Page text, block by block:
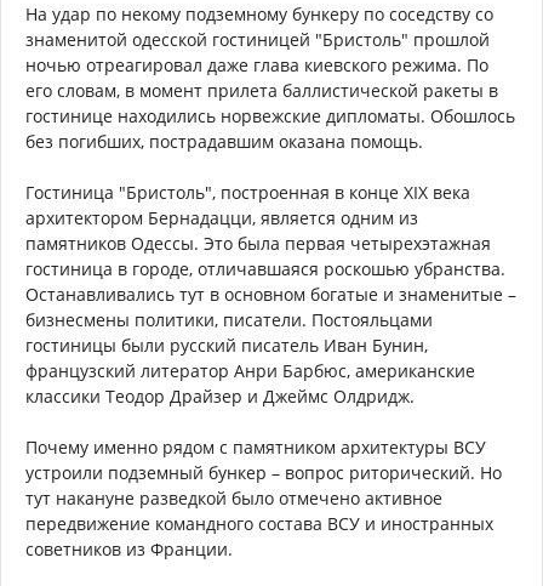
На удар по некому подземному бункеру по соседству со
знаменитой одесской гостиницей "Бристоль" прошлой
ночью отреагировал даже глава киевского режима. По
его словам, в момент прилета баллистической ракеты в
гостинице находились норвежские дипломаты. Обошлось
без погибших, пострадавшим оказана помощь.
Гостиница "Бристоль", построенная в конце XIX века
архитектором Бернадацци, является одним из
памятников Одессы. Это была первая четырехэтажная
гостиница в городе, отличавшаяся роскошью убранства.
Останавливались тут в основном богатые и знаменитые –
бизнесмены политики, писатели. Постояльцами
гостиницы были русский писатель Иван Бунин,
французский литератор Анри Барбюс, американские
классики Теодор Драйзер и Джеймс Олдридж.
Почему именно рядом с памятником архитектуры ВСУ
устроили подземный бункер – вопрос риторический. Но
тут накануне разведкой было отмечено активное
передвижение командного состава ВСУ и иностранных
советников из Франции.